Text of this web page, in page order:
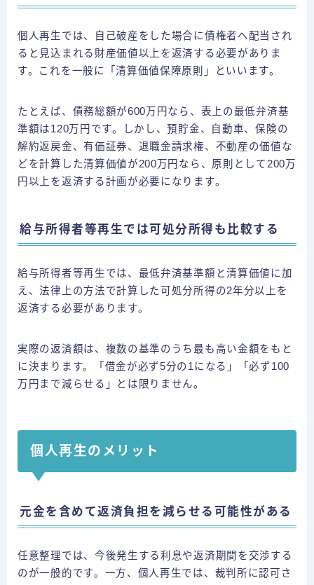
個人再生では、自己破産をした場合に債権者へ配当され
ると見込まれる財産価値以上を返済する必要がありま
す。これを一般に「清算価値保障原則」といいます。
たとえば、債務総額が600万円なら、表上の最低弁済基
準額は120万円です。しかし、預貯金、自動車、保険の
解約返戻金、有価証券、退職金請求権、不動産の価値な
どを計算した清算価値が200万円なら、原則として200万
円以上を返済する計画が必要になります。
給与所得者等再生では可処分所得も比較する
給与所得者等再生では、最低弁済基準額と清算価値に加
え、法律上の方法で計算した可処分所得の2年分以上を
返済する必要があります。
実際の返済額は、複数の基準のうち最も高い金額をもと
に決まります。「借金が必ず5分の1になる」「必ず100
万円まで減らせる」とは限りません。
個人再生のメリット
元金を含めて返済負担を減らせる可能性がある
任意整理では、今後発生する利息や返済期間を交渉する
のが一般的です。一方、個人再生では、裁判所に認可さ